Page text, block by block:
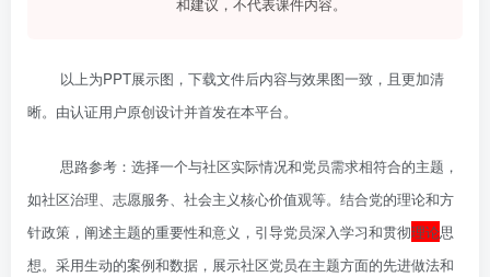
和建议，不代表课件内容。
以上为PPT展示图，下载文件后内容与效果图一致，且更加清
晰。由认证用户原创设计并首发在本平台。
思路参考：选择一个与社区实际情况和党员需求相符合的主题，
如社区治理、志愿服务、社会主义核心价值观等。结合党的理论和方
针政策，阐述主题的重要性和意义，引导党员深入学习和贯彻理论思
想。采用生动的案例和数据，展示社区党员在主题方面的先进做法和